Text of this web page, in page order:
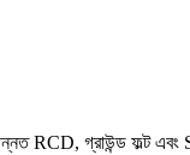
গ্রাউন্ড ফল্ট এবং